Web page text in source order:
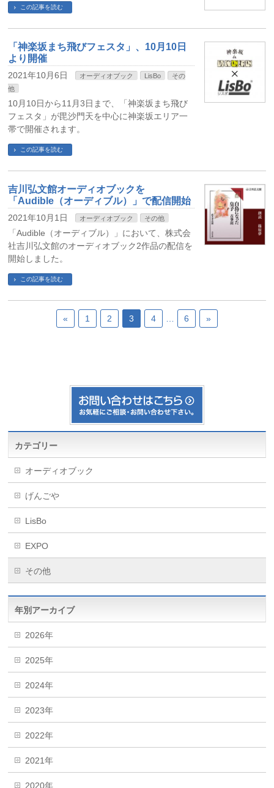
この記事を読む
「神楽坂まち飛びフェスタ」、10月10日
より開催
2021年10月6日 オーディオブック LisBo
その
他
10月10日から11月3日まで、「神楽坂まち飛び
フェスタ」が毘沙門天を中心に神楽坂エリア一
帯で開催されます。
この記事を読む
吉川弘文館オーディオブックを
「Audible（オーディブル）」で配信開始
2021年10月1日 オーディオブック その他
「Audible（オーディブル）」において、株式会
社吉川弘文館のオーディオブック2作品の配信を
開始しました。
この記事を読む
« 1 2 3 4 6 »
カテゴリー
オーディオブック
げんごや
LisBo
EXPO
その他
年別アーカイブ
2026年
2025年
2024年
2023年
2022年
2021年
2020年